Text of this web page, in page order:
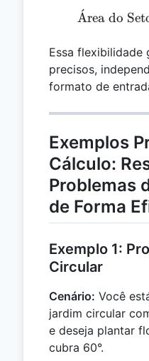
A
ˊrea do
Essa flexibilidade
precisos,
formato de
Exemplos
Cálculo:
Problemas
de Forma
Exemplo 1:
Circular
Cenário: Você
jardim circular
e deseja plantar
cubra 60°.